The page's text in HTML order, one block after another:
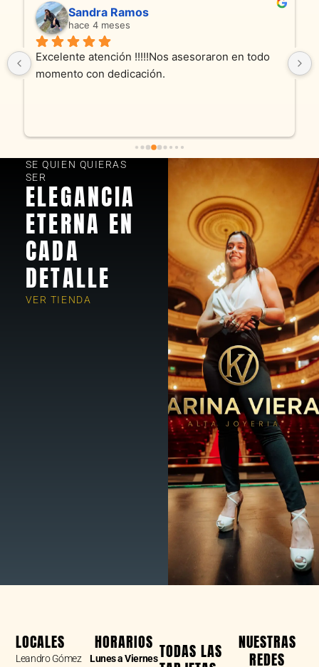
Sandra Ramos
hace 4 meses
Excelente atención !!!!!Nos asesoraron en todo
momento con dedicación.
SE QUIEN QUIERAS
SER
ELEGANCIA
ETERNA EN
CADA
DETALLE
VER TIENDA
LOCALES
Leandro Gómez
HORARIOS
Lunes a ViernesTODAS LAS
NUESTRAS
REDES